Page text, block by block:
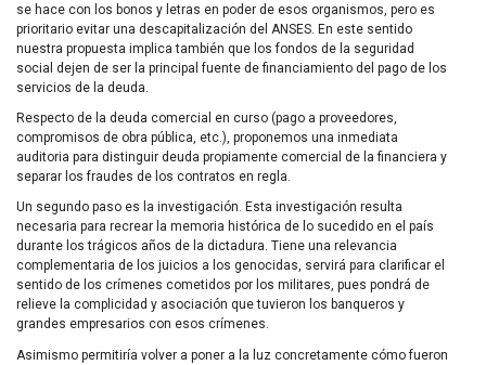
se hace con los bonos y letras en poder de esos organismos, pero es
prioritario evitar una descapitalización del ANSES. En este sentido
nuestra propuesta implica también que los fondos de la seguridad
social dejen de ser la principal fuente de financiamiento del pago de los
servicios de la deuda.
Respecto de la deuda comercial en curso (pago a proveedores,
compromisos de obra pública, etc.), proponemos una inmediata
auditoria para distinguir deuda propiamente comercial de la financiera y
separar los fraudes de los contratos en regla.
Un segundo paso es la investigación. Esta investigación resulta
necesaria para recrear la memoria histórica de lo sucedido en el país
durante los trágicos años de la dictadura. Tiene una relevancia
complementaria de los juicios a los genocidas, servirá para clarificar el
sentido de los crímenes cometidos por los militares, pues pondrá de
relieve la complicidad y asociación que tuvieron los banqueros y
grandes empresarios con esos crímenes.
Asimismo permitiría volver a poner a la luz concretamente cómo fueron